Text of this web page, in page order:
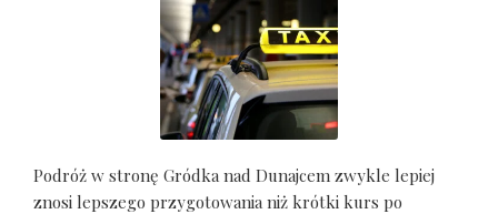
Podróż w stronę Gródka nad Dunajcem zwykle lepiej
znosi lepszego przygotowania niż krótki kurs po